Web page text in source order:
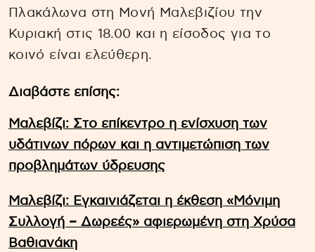
Πλακάλωνα στη Μονή Μαλεβιζίου την
Κυριακή στις 18.00 και η είσοδος για το
κοινό είναι ελεύθερη.
Διαβάστε επίσης:
Μαλεβίζι: Στο επίκεντρο η ενίσχυση των
υδάτινων πόρων και η αντιμετώπιση των
προβλημάτων ύδρευσης
Μαλεβίζι: Εγκαινιάζεται η έκθεση «Μόνιμη
Συλλογή – Δωρεές» αφιερωμένη στη Χρύσα
Βαθιανάκη